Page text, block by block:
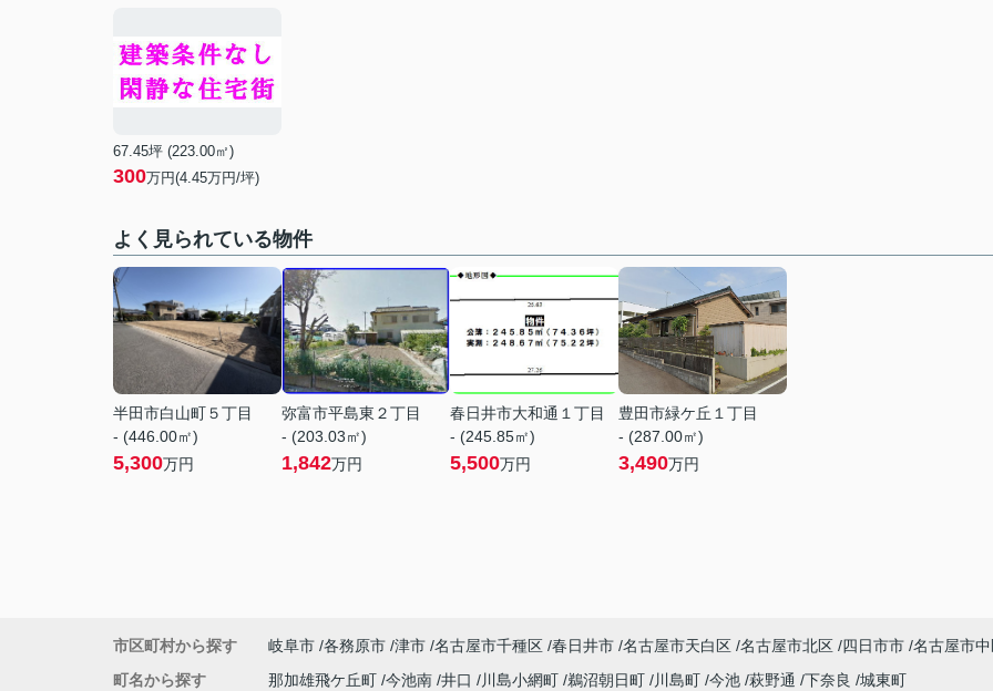
67.45坪 (223.00㎡)
300万円(4.45万円/坪)
よく見られている物件
半田市白山町５丁目
- (446.00㎡)
5,300万円
弥富市平島東２丁目
- (203.03㎡)
1,842万円
春日井市大和通１丁目
- (245.85㎡)
5,500万円
豊田市緑ケ丘１丁目
- (287.00㎡)
3,490万円
市区町村から探す 岐阜市 各務原市 津市 名古屋市千種区 春日井市 名古屋市天白区 名古屋市北区 四日市市 名古屋市
町名から探す
那加雄飛ケ丘町 今池南 井口 川島小網町 鵜沼朝日町 川島町 今池 萩野通 下奈良
城東町